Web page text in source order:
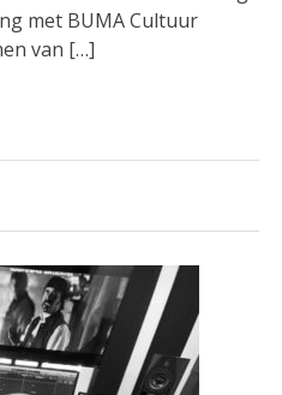
met BUMA Cultuur
van […]